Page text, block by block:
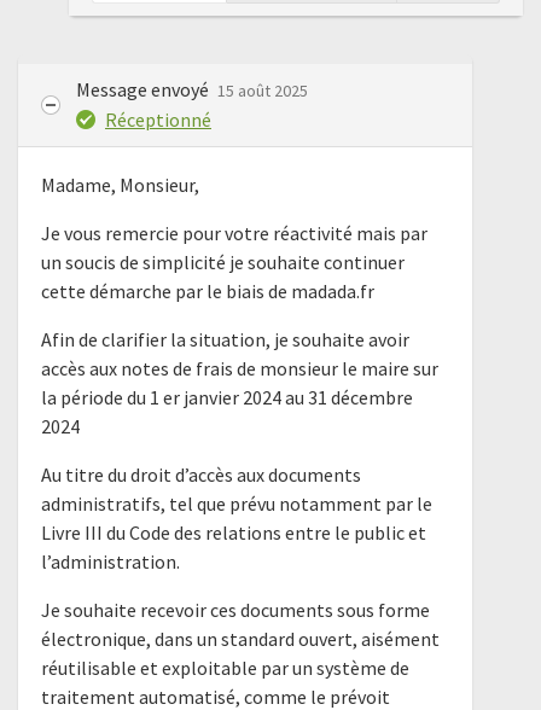
Message envoyé 15 août 2025
Réceptionné
Madame, Monsieur,
Je vous remercie pour votre réactivité mais par
un soucis de simplicité je souhaite continuer
cette démarche par le biais de madada.fr
Afin de clarifier la situation, je souhaite avoir
accès aux notes de frais de monsieur le maire sur
la période du 1 er janvier 2024 au 31 décembre
2024
Au titre du droit d’accès aux documents
administratifs, tel que prévu notamment par le
Livre III du Code des relations entre le public et
l’administration.
Je souhaite recevoir ces documents sous forme
électronique, dans un standard ouvert, aisément
réutilisable et exploitable par un système de
traitement automatisé, comme le prévoit